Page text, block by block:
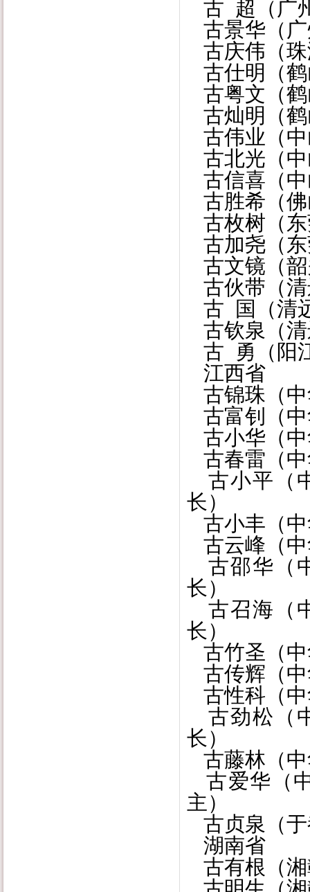
古 超（广
古景华（广
古庆伟（珠
古仕明（鹤
古粤文（鹤
古灿明（鹤
古伟业（
古北光（
古信喜（
古胜希（
古枚树（
古加尧（
古文镜（
古伙带（
古 国（清
古钦泉（
古 勇（阳
江西省
古锦珠（中
古富钊（中
古小华（中
古春雷（中
古小平（
长）
古小丰（中
古云峰（中
古邵华（
长）
古召海（
长）
古竹圣（中
古传辉（中
古性科（中
古劲松（
长）
古藤林（中
古爱华（
主）
古贞泉（
湖南省
古有根（